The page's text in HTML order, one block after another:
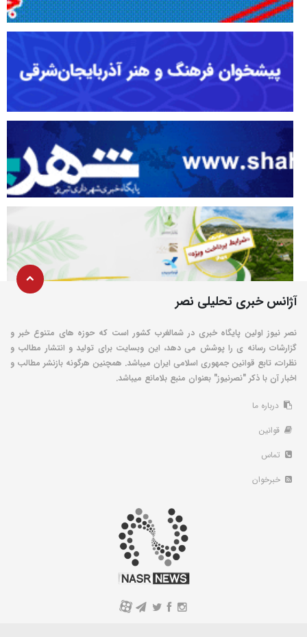
آژانس خبری تحلیلی نصر
نصر نیوز اولین پایگاه خبری در شمالغرب کشور است که حوزه های متنوع خبر و
گزارشات رسانه ی را پوشش می دهد، این وبسایت برای تولید و انتشار مطالب و
نظرات، تابع قوانین جمهوری اسلامی ایران میباشد. همچنین هرگونه بازنشر مطالب و
اخبار آن با ذکر "نصرنیوز" بعنوان منبع بلامانع میباشد.
درباره ما
قوانین
تماس
خبرخوان
A